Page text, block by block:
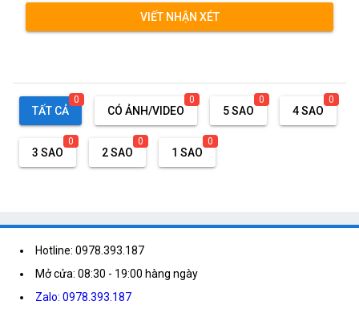
VIẾT NHẬN XÉT
TẤT CẢ
0
CÓ ẢNH/VIDEO
0
5 SAO
0
4 SAO
0
3 SAO
0
2 SAO
0
1 SAO
0
Hotline: 0978.393.187
Mở cửa: 08:30 - 19:00 hàng ngày
Zalo: 0978.393.187